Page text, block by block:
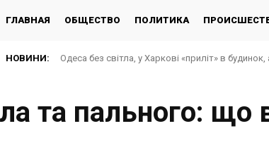
ГЛАВНАЯ ОБЩЕСТВО ПОЛИТИКА
НОВИНИ: Одеса без світла, у Харкові «приліт» в
та пального: що